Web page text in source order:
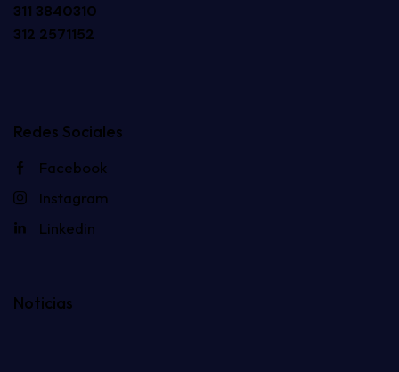
311 3840310
312 2571152
Redes Sociales
Facebook
Instagram
Linkedin
Noticias